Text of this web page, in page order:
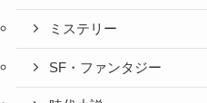
ミステリー
SF・ファンタジー